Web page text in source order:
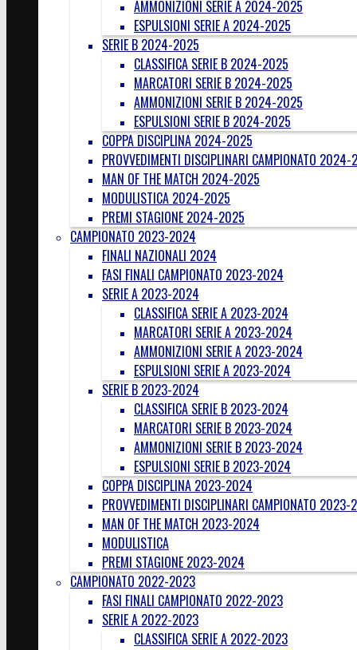
AMMONIZIONI SERIE A 2024-2025
ESPULSIONI SERIE A 2024-2025
SERIE B 2024-2025
CLASSIFICA SERIE B 2024-2025
MARCATORI SERIE B 2024-2025
AMMONIZIONI SERIE B 2024-2025
ESPULSIONI SERIE B 2024-2025
COPPA DISCIPLINA 2024-2025
PROVVEDIMENTI DISCIPLINARI CAMPIONATO
MAN OF THE MATCH 2024-2025
MODULISTICA 2024-2025
PREMI STAGIONE 2024-2025
CAMPIONATO 2023-2024
FINALI NAZIONALI 2024
FASI FINALI CAMPIONATO 2023-2024
SERIE A 2023-2024
CLASSIFICA SERIE A 2023-2024
MARCATORI SERIE A 2023-2024
AMMONIZIONI SERIE A 2023-2024
ESPULSIONI SERIE A 2023-2024
SERIE B 2023-2024
CLASSIFICA SERIE B 2023-2024
MARCATORI SERIE B 2023-2024
AMMONIZIONI SERIE B 2023-2024
ESPULSIONI SERIE B 2023-2024
COPPA DISCIPLINA 2023-2024
PROVVEDIMENTI DISCIPLINARI CAMPIONATO
MAN OF THE MATCH 2023-2024
MODULISTICA
PREMI STAGIONE 2023-2024
CAMPIONATO 2022-2023
FASI FINALI CAMPIONATO 2022-2023
SERIE A 2022-2023
CLASSIFICA SERIE A 2022-2023